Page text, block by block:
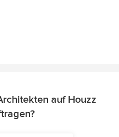
auf Houzz